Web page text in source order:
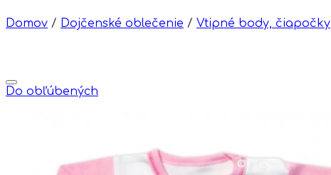
Domov / Dojčenské oblečenie / Vtipné body, čiapočky
Do obľúbených